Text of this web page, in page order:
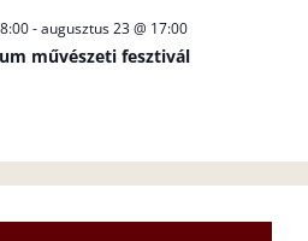
-augusztus 23 @ 17:00
művészeti fesztivál